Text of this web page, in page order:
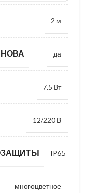
2 м
да
7.5 Вт
12/220 В
IP65
многоцветное